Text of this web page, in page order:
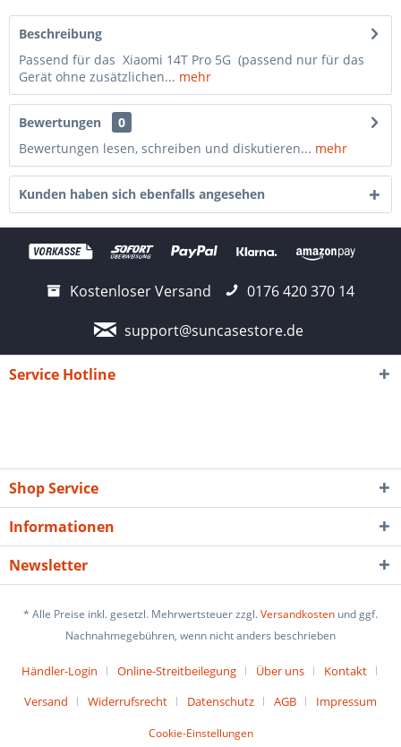
Beschreibung
Passend für das Xiaomi 14T Pro 5G (passend nur für das
Gerät ohne zusätzlichen... mehr
Bewertungen
0
Bewertungen lesen, schreiben und diskutieren... mehr
Kunden haben sich ebenfalls angesehen
Kostenloser Versand
0176 420 370 14
support@suncasestore.de
Service Hotline
Shop Service
Informationen
Newsletter
* Alle Preise inkl. gesetzl. Mehrwertsteuer zzgl.Versandkosten und ggf.
Nachnahmegebühren, wenn nicht anders beschrieben
Händler-Login Online-Streitbeilegung Über uns
Kontakt
Versand
Widerrufsrecht Datenschutz AGB Impressum
Cookie-Einstellungen